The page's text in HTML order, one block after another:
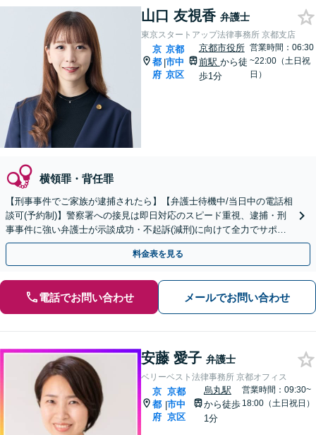
山口 友視香 弁護士
東京スタートアップ法律事務所 京都支店
京
都
府
|
京都
市中
京区
京都市役所
前駅 から徒
歩1分
営業時間：06:30
~22:00（土日祝
日）
横領罪・背任罪
【刑事事件でご家族が逮捕されたら】【弁護士待機中/当日中の電話相
談可(予約制)】警察署への接見は即日対応のスピード重視、逮捕・刑
事事件に強い弁護士が示談成功・不起訴(減刑)に向けて全力でサポー
トします。【加害者側の相談専門】
料金表を見る
電話でお問い合わせ メールでお問い合わせ
安藤 愛子 弁護士
ベリーベスト法律事務所 京都オフィス
京
都
府
|
京都
市中
京区
烏丸駅
から徒歩
1分
営業時間：09:30~
18:00（土日祝日）